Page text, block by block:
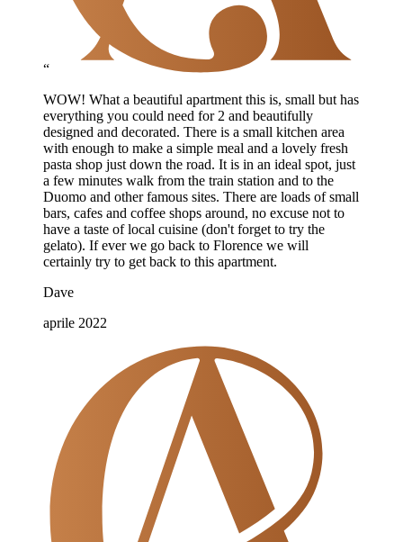
“
WOW! What a beautiful apartment this is, small but has
everything you could need for 2 and beautifully
designed and decorated. There is a small kitchen area
with enough to make a simple meal and a lovely fresh
pasta shop just down the road. It is in an ideal spot, just
a few minutes walk from the train station and to the
Duomo and other famous sites. There are loads of small
bars, cafes and coffee shops around, no excuse not to
have a taste of local cuisine (don't forget to try the
gelato). If ever we go back to Florence we will
certainly try to get back to this apartment.
Dave
aprile 2022